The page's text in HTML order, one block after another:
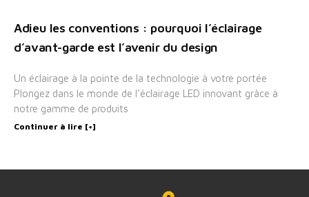
Adieu les conventions : pourquoi l’éclairage
d’avant-garde est l’avenir du design
Un éclairage à la pointe de la technologie à votre portée
Plongez dans le monde de l’éclairage LED innovant grâce à
notre gamme de produits
Continuer à lire [+]